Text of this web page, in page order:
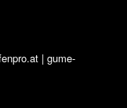
| gume-